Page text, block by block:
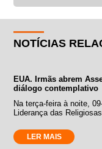
NOTÍCIAS
EUA. Irmãs abrem
diálogo contemplativo
Na terça-feira à noite,
Liderança das
LER MAIS